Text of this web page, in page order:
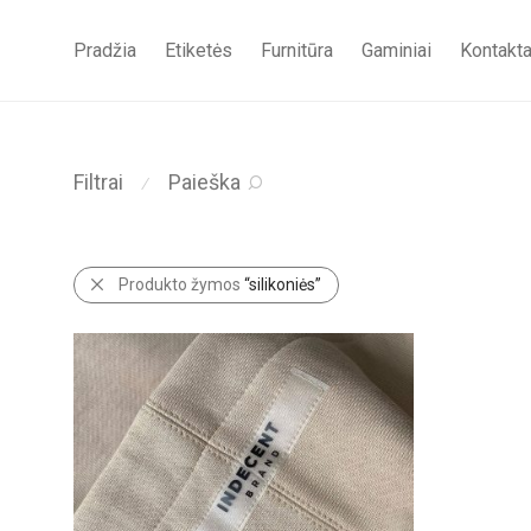
Pradžia Etiketės Furnitūra Gaminiai
Filtrai ⁄ Paieška
Produkto žymos “silikoniės”